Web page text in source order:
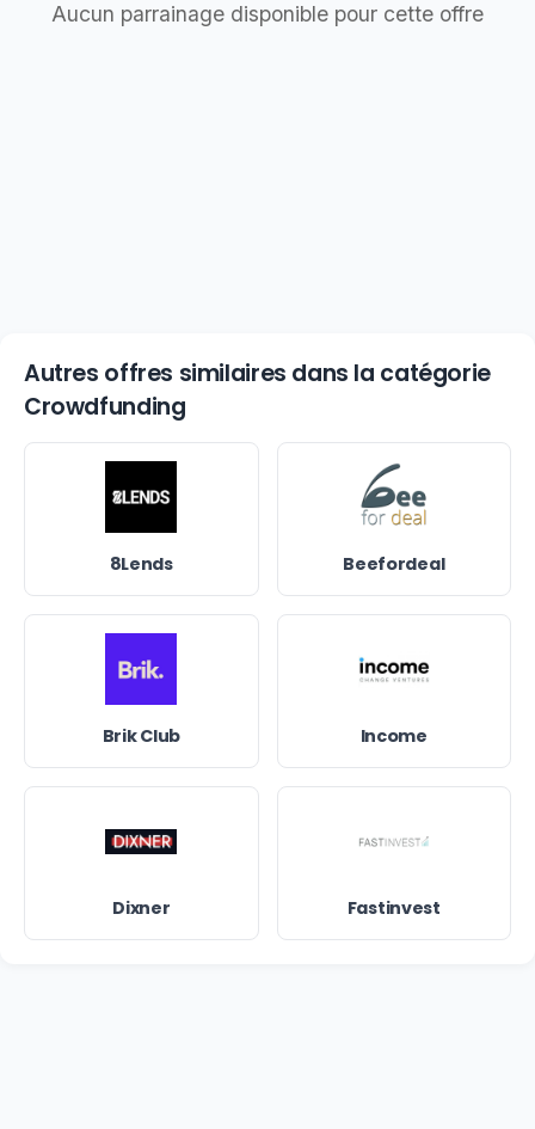
Aucun parrainage disponible pour cette offre
Autres offres similaires dans la catégorie
Crowdfunding
8Lends Beefordeal
Brik Club Income
Dixner Fastinvest